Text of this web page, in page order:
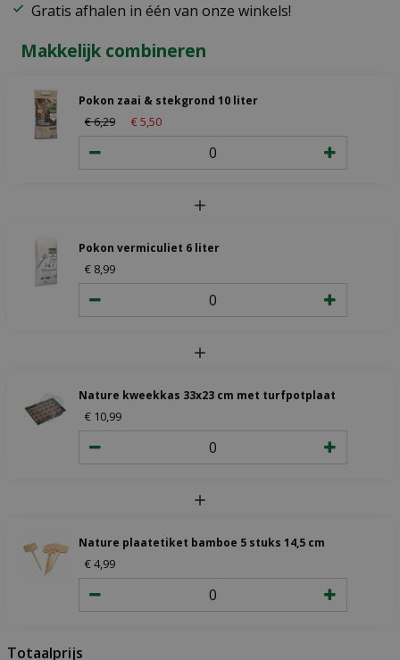
Gratis afhalen in één van onze winkels!
Makkelijk combineren
Pokon zaai & stekgrond 10 liter
€6,29 €5 50
Pokon vermiculiet 6 liter
€ 8 99
Nature kweekkas 33x23 cm met turfpotplaat
€ 10 99
Nature plaatetiket bamboe 5 stuks 14,5 cm
€4,99